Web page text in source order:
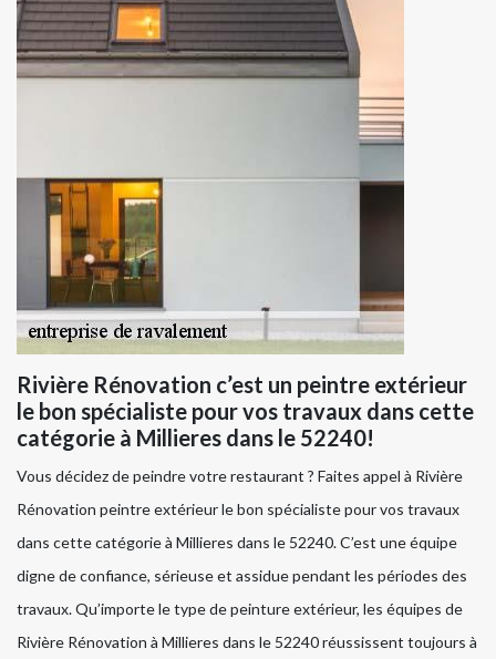
Rivière Rénovation c’est un peintre extérieur
le bon spécialiste pour vos travaux dans cette
catégorie à Millieres dans le 52240!
Vous décidez de peindre votre restaurant ? Faites appel à Rivière
Rénovation peintre extérieur le bon spécialiste pour vos travaux
dans cette catégorie à Millieres dans le 52240. C’est une équipe
digne de confiance, sérieuse et assidue pendant les périodes des
travaux. Qu’importe le type de peinture extérieur, les équipes de
Rivière Rénovation à Millieres dans le 52240 réussissent toujours à